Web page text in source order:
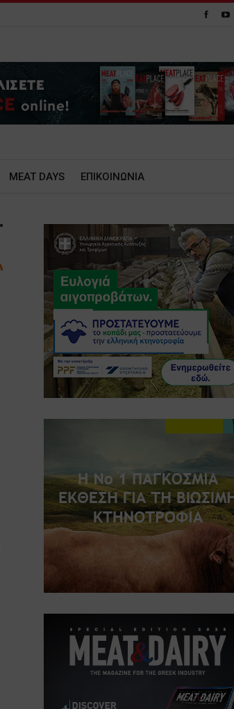
MEAT DAYS ΕΠΙΚΟΙΝΩΝΙΑ